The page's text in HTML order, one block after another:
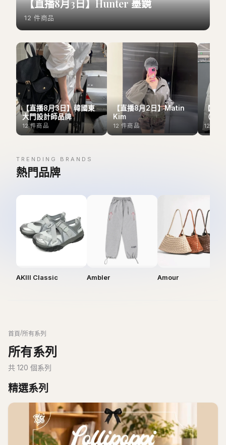
【直播8月3日】Hunter 墨鏡
12 件商品
【直播8月3日】韓國東
大門設計師品牌
12件商品
【直播8月2日】Matin
Kim
12 件商品
【直
（
12
TRENDING BRANDS
熱門品牌
AKIII Classic Ambler Amour
首頁/所有系列
所有系列
共 120 個系列
精選系列